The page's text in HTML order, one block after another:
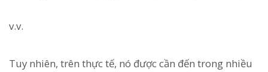
v.v.
Tuy nhiên, trên thực tế, nó được cần đến trong nhiều